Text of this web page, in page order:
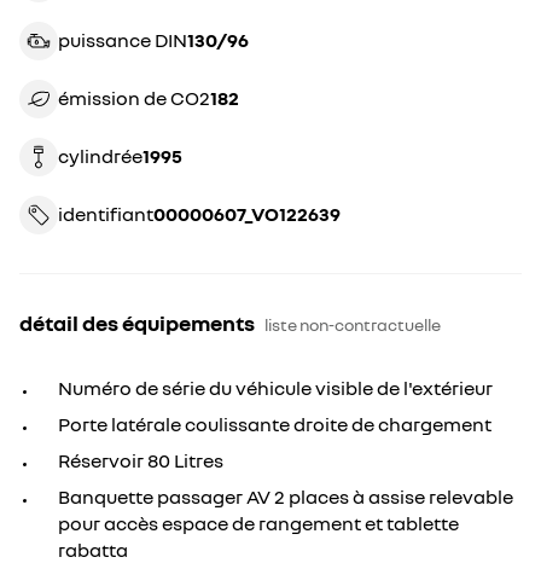
puissance DIN 130/96
émission de CO2 182
cylindrée 1995
identifiant 00000607_VO122639
détail des équipements liste non-contractuelle
Numéro de série du véhicule visible de l'extérieur
Porte latérale coulissante droite de chargement
Réservoir 80 Litres
Banquette passager AV 2 places à assise relevable
pour accès espace de rangement et tablette
rabatta